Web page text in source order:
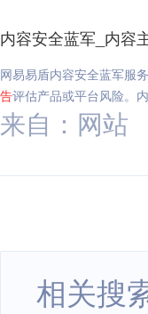
内容安全蓝军_内容
网易易盾内容安全蓝军服
告评估产品或平台风险。
来自：网站
相关搜